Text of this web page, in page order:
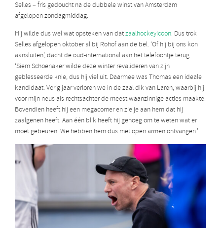
Selles – fris gedoucht na de dubbele winst van Amsterdam
afgelopen zondagmiddag.
Hij wilde dus wel wat opsteken van datzaalhockeyicoon. Dus trok
Selles afgelopen oktober al bij Rohof aan de bel. ‘Of hij bij ons kon
aansluiten’, dacht de oud-international aan het telefoontje terug.
‘Siem Schoenaker wilde deze winter revalideren van zijn
geblesseerde knie, dus hij viel uit. Daarmee was Thomas een ideale
kandidaat. Vorig jaar verloren we in de zaal dik van Laren, waarbij hij
voor mijn neus als rechtsachter de meest waanzinnige acties maakte.
Bovendien heeft hij een megacorner en zie je aan hem dat hij
zaalgenen heeft. Aan één blik heeft hij genoeg om te weten wat er
moet gebeuren. We hebben hem dus met open armen ontvangen.’